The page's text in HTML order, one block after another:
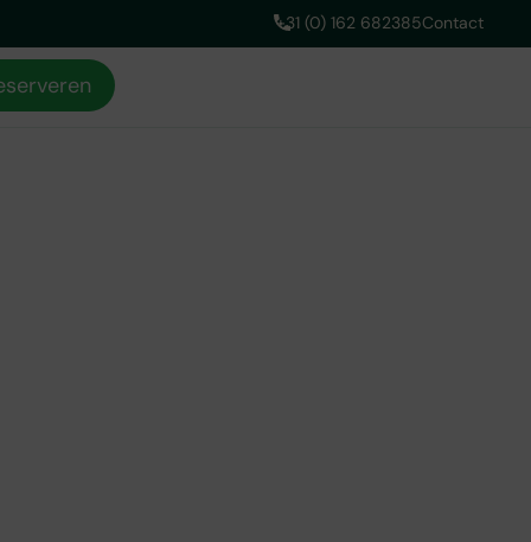
+31 (0) 162 682385Contact